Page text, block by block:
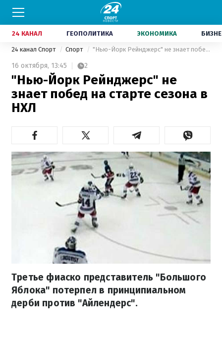
24 КАНАЛ ГЕОПОЛИТИКА ЭКОНОМИКА
24 канал Спорт Спорт "Нью-Йорк Рейнджерс" не знает побед на старте сезона в НХЛ
16 октября, 13:45 2
"Нью-Йорк Рейнджерс" не
знает побед на старте сезона в
НХЛ
Третье фиаско представитель "Большого
Яблока" потерпел в принципиальном
дерби против "Айлендерс".